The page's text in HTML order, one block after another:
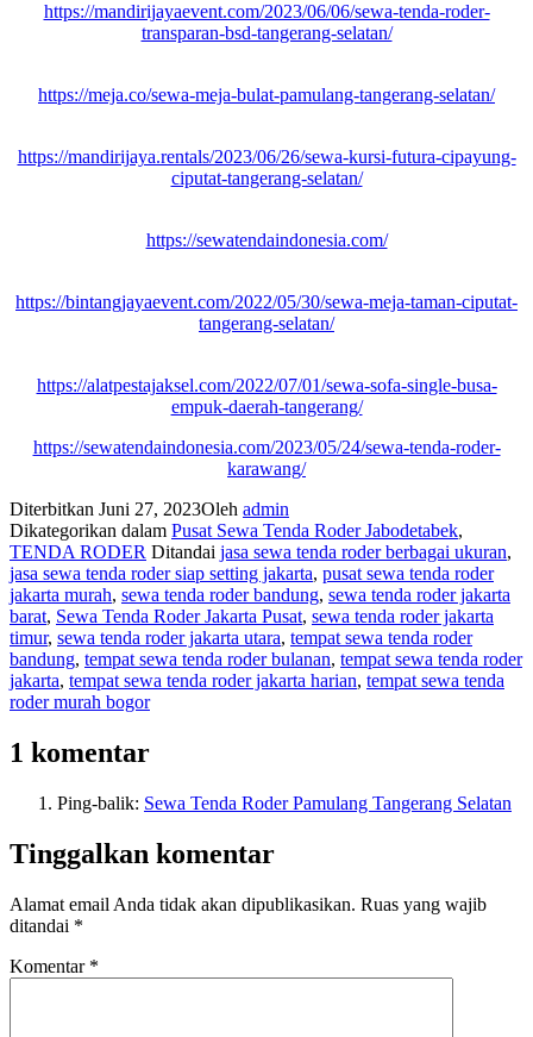
https://mandirijayaevent.com/2023/06/06/sewa-tenda-roder-
transparan-bsd-tangerang-selatan/
https://meja.co/sewa-meja-bulat-pamulang-tangerang-selatan/
https://mandirijaya.rentals/2023/06/26/sewa-kursi-futura-cipayung-
ciputat-tangerang-selatan/
https://sewatendaindonesia.com/
https://bintangjayaevent.com/2022/05/30/sewa-meja-taman-ciputat-
tangerang-selatan/
https://alatpestajaksel.com/2022/07/01/sewa-sofa-single-busa-
empuk-daerah-tangerang/
https://sewatendaindonesia.com/2023/05/24/sewa-tenda-roder-
karawang/
Diterbitkan Juni 27, 2023Oleh admin
Dikategorikan dalam Pusat Sewa Tenda Roder Jabodetabek,
TENDA RODER Ditandai jasa sewa tenda roder berbagai ukuran,
jasa sewa tenda roder siap setting jakarta, pusat sewa tenda roder
jakarta murah, sewa tenda roder bandung, sewa tenda roder jakarta
barat, Sewa Tenda Roder Jakarta Pusat, sewa tenda roder jakarta
timur, sewa tenda roder jakarta utara, tempat sewa tenda roder
bandung, tempat sewa tenda roder bulanan, tempat sewa tenda roder
jakarta, tempat sewa tenda roder jakarta harian, tempat sewa tenda
roder murah bogor
1 komentar
Ping-balik: Sewa Tenda Roder Pamulang Tangerang Selatan
Tinggalkan komentar
Alamat email Anda tidak akan dipublikasikan. Ruas yang wajib
ditandai *
Komentar *